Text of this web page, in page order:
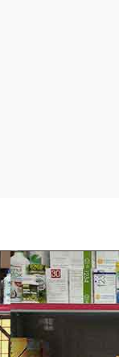
phần thiết
tiếp và các thụ thể
tăng động giảm
EPA đã